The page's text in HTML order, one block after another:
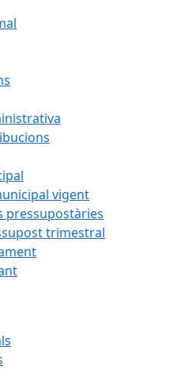
vigent
pressupostàries
trimestral